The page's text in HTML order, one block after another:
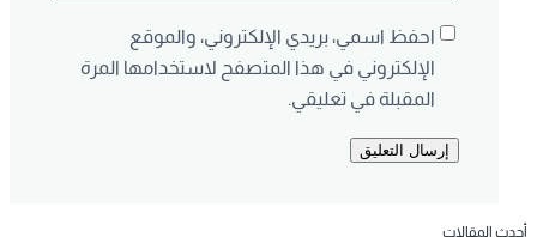
احفظ اسمي، بريدي الإلكتروني، والموقع
الإلكتروني في هذا المتصفح لاستخدامها المرة
المقبلة في تعليقي.
أحدث المقالات